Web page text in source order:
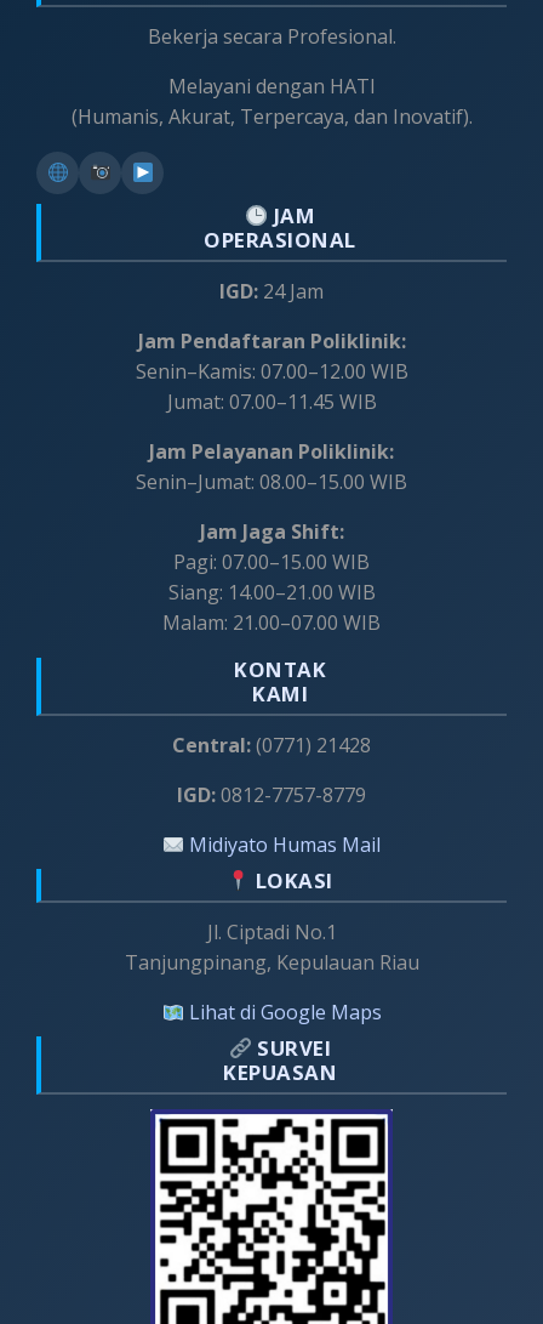
Bekerja secara Profesional.
Melayani dengan HATI
(Humanis, Akurat, Terpercaya, dan Inovatif).
JAM
OPERASIONAL
IGD: 24 Jam
Jam Pendaftaran Poliklinik:
Senin–Kamis: 07.00–12.00 WIB
Jumat: 07.00–11.45 WIB
Jam Pelayanan Poliklinik:
Senin–Jumat: 08.00–15.00 WIB
Jam Jaga Shift:
Pagi: 07.00–15.00 WIB
Siang: 14.00–21.00 WIB
Malam: 21.00–07.00 WIB
KONTAK
KAMI
Central:(0771) 21428
IGD:0812-7757-8779
Midiyato Humas Mail
LOKASI
Jl. Ciptadi No.1
Tanjungpinang, Kepulauan Riau
Lihat di Google Maps
SURVEI
KEPUASAN